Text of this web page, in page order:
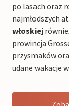
po lasach oraz
najmłodszych
włoskiej
prowincja
przysmaków
udane wakacje